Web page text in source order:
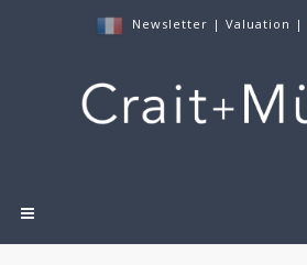
Newsletter | Valuation |